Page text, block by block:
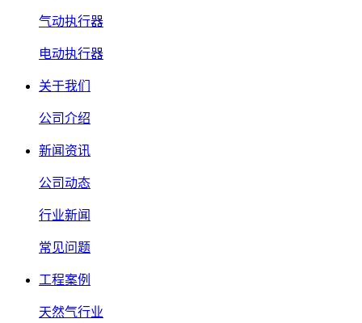
气动执行器
电动执行器
关于我们
公司介绍
新闻资讯
公司动态
行业新闻
常见问题
工程案例
天然气行业